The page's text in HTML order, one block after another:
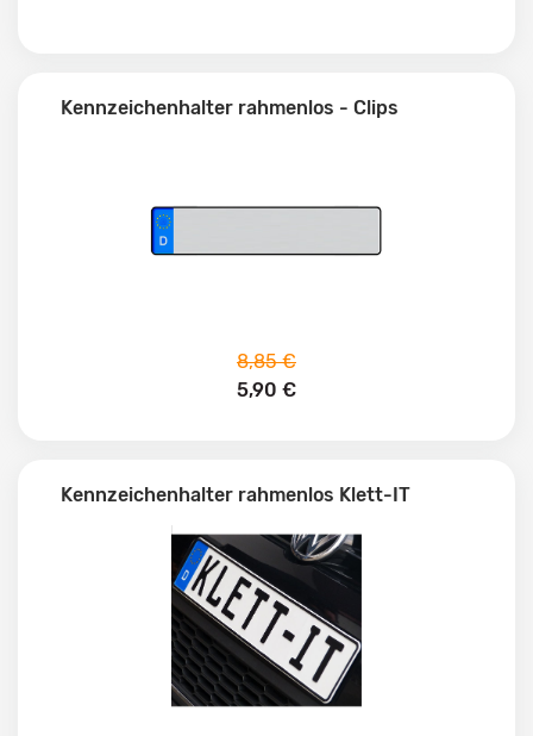
Kennzeichenhalter rahmenlos - Clips
8,85 €
5,90 €
Kennzeichenhalter rahmenlos Klett-IT